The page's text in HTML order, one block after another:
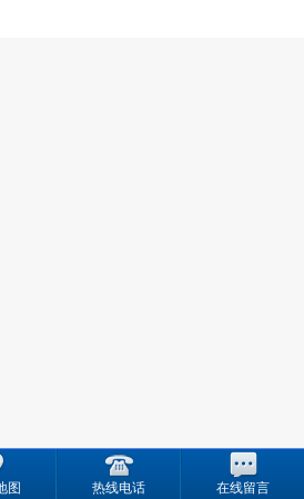
图 热线电话 在线留言